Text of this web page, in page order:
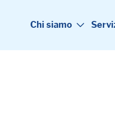
Chi siamo